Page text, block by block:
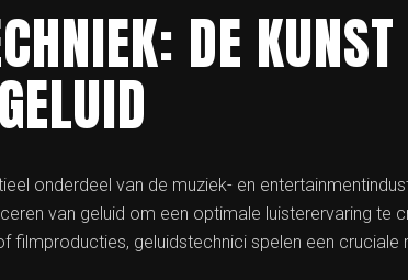
DE
onderdeel van de muziek- en
van geluid om een optimale luisterervaring te
filmproducties, geluidstechnici spelen een cruciale